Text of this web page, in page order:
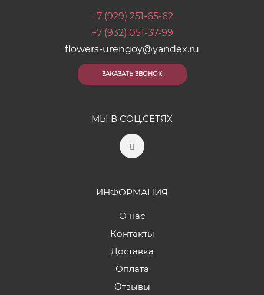
+7 (929) 251-65-62
+7 (932) 051-37-99
flowers-urengoy@yandex.ru
ЗАКАЗАТЬ ЗВОНОК
МЫ В СОЦ.СЕТЯХ
ИНФОРМАЦИЯ
О нас
Контакты
Доставка
Оплата
Отзывы